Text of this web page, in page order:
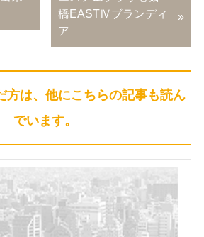
橋EASTⅣブランディ
ア
方は、他にこちらの記事も読ん
でいます。